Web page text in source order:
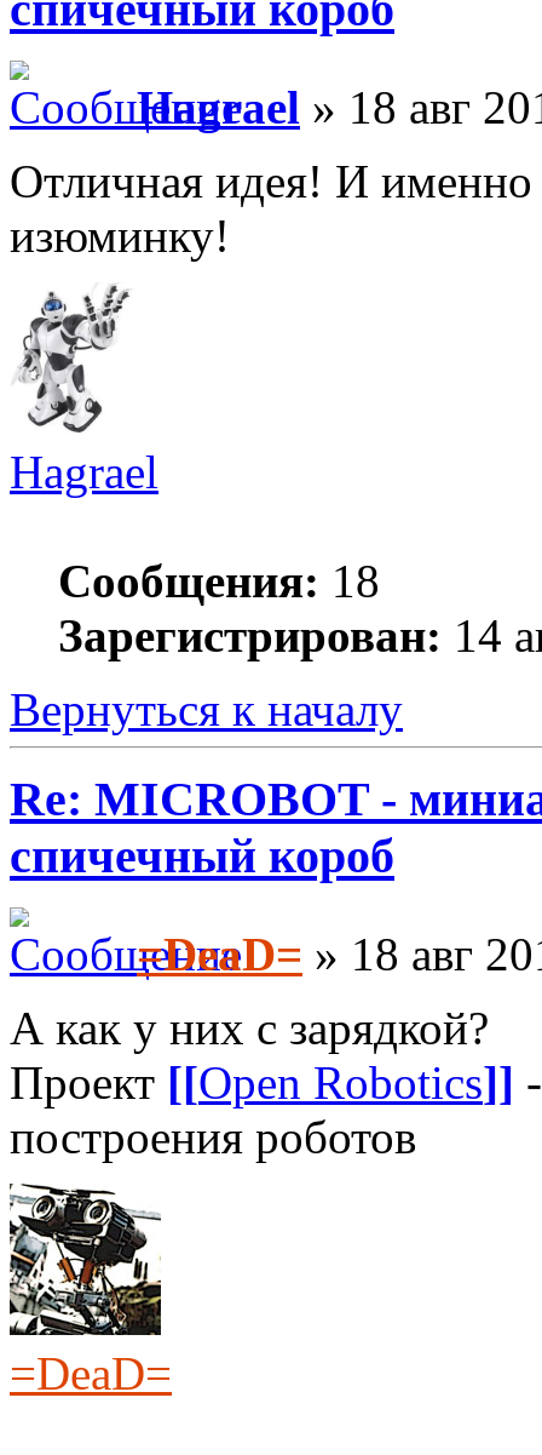
Hagrael » 18 авг
Отличная идея! И
изюминку!
Hagrael
Сообщения: 18
Зарегистрирован: 14
Вернуться к началу
Re: MICROBOT -
спичечный короб
=DeaD= » 18 авг
А как у них с зарядкой?
Проект [[Open Robotics]]
построения роботов
=DeaD=